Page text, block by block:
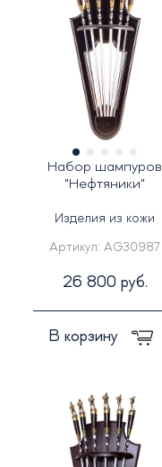
Набор шампуров
"Нефтяники"
Изделия из кожи
Артикул:AG30987
26 800 руб.
В корзину